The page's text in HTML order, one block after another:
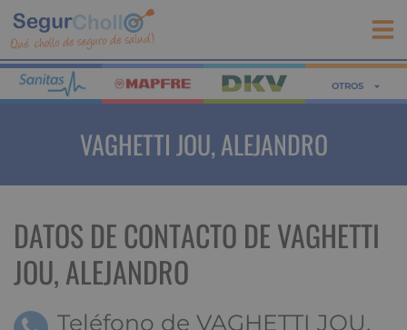
OTROS
VAGHETTI JOU, ALEJANDRO
DATOS DE CONTACTO DE VAGHETTI
JOU, ALEJANDRO
Teléfono de VAGHETTI JOU,